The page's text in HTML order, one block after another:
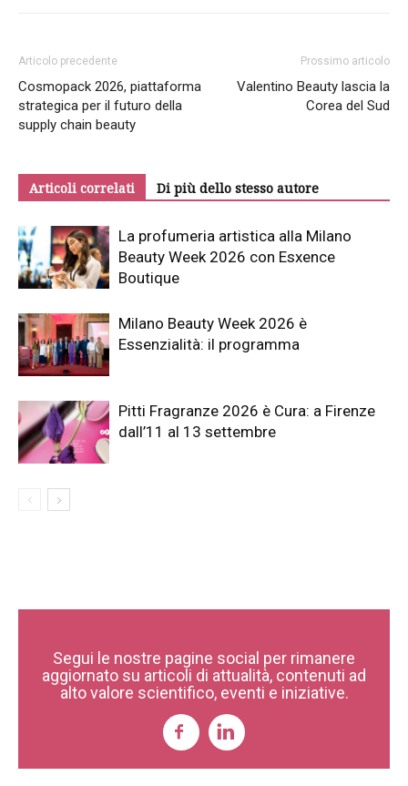
Articolo precedente
Cosmopack 2026, piattaforma
strategica per il futuro della
supply chain beauty
Prossimo articolo
Valentino Beauty lascia la
Corea del Sud
Articoli correlati Di più dello stesso autore
La profumeria artistica alla Milano
Beauty Week 2026 con Esxence
Boutique
Milano Beauty Week 2026 è
Essenzialità: il programma
Pitti Fragranze 2026 è Cura: a Firenze
dall’11 al 13 settembre
Segui le nostre pagine social per rimanere
aggiornato su articoli di attualità, contenuti ad
alto valore scientifico, eventi e iniziative.